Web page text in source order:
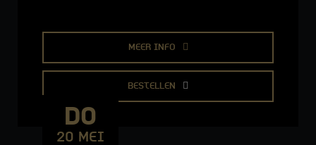
MEER INFO
BESTELLEN
DO
20 MEI